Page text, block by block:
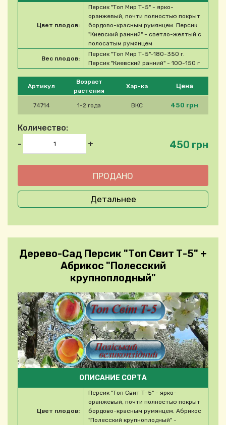
Please select product
Артикул
Возраст
растения
Хар-ка Цена
74714 1-2 года ВКС 450 грн
Количество:
-
+ 450 грн
Цвет плодов:
Персик "Топ Мир Т-5" - ярко-
оранжевый, почти полностью покрыт
бордово-красным румянцем. Персик
"Киевский ранний" - светло-желтый с
полосатым румянцем
Вес плодов:
Персик "Топ Мир Т-5"-180-350 г.
Персик "Киевский ранний" - 100-150 г
Детальнее
Дерево-Сад Персик "Топ Свит Т-5" +
Абрикос "Полесский
крупноплодный"
ОПИСАНИЕ СОРТА
Цвет плодов:
Персик "Топ Свит Т-5" - ярко-
оранжевый, почти полностью покрыт
бордово-красным румянцем. Абрикос
"Полесский крупноплодный" -